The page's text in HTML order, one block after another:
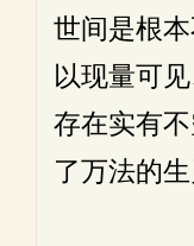
世间是根
以现量可
存在实有
了万法的生